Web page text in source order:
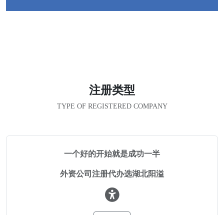
注册类型
TYPE OF REGISTERED COMPANY
一个好的开始就是成功一半
外资公司注册代办选湖北阳溢